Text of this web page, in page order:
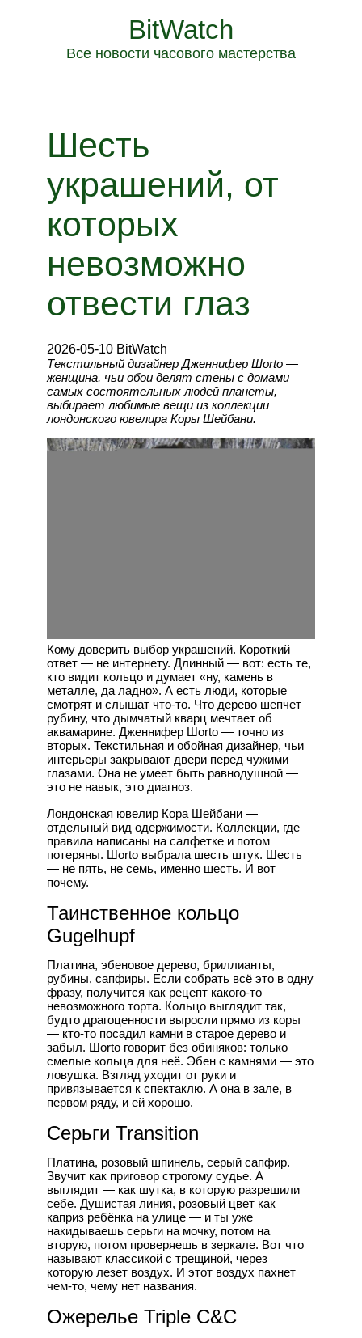
BitWatch
Все новости часового мастерства
Шесть
украшений, от
которых
невозможно
отвести глаз
2026-05-10 BitWatch
Текстильный дизайнер Дженнифер Шorto —
женщина, чьи обои делят стены с домами
самых состоятельных людей планеты, —
выбирает любимые вещи из коллекции
лондонского ювелира Коры Шейбани.
Кому доверить выбор украшений. Короткий
ответ — не интернету. Длинный — вот: есть те,
кто видит кольцо и думает «ну, камень в
металле, да ладно». А есть люди, которые
смотрят и слышат что-то. Что дерево шепчет
рубину, что дымчатый кварц мечтает об
аквамарине. Дженнифер Шorto — точно из
вторых. Текстильная и обойная дизайнер, чьи
интерьеры закрывают двери перед чужими
глазами. Она не умеет быть равнодушной —
это не навык, это диагноз.
Лондонская ювелир Корa Шейбани —
отдельный вид одержимости. Коллекции, где
правила написаны на салфетке и потом
потеряны. Шorto выбрала шесть штук. Шесть
— не пять, не семь, именно шесть. И вот
почему.
Таинственное кольцо
Gugelhupf
Платина, эбеновое дерево, бриллианты,
рубины, сапфиры. Если собрать всё это в одну
фразу, получится как рецепт какого-то
невозможного торта. Кольцо выглядит так,
будто драгоценности выросли прямо из коры
— кто-то посадил камни в старое дерево и
забыл. Шorto говорит без обиняков: только
смелые кольца для неё. Эбен с камнями — это
ловушка. Взгляд уходит от руки и
привязывается к спектаклю. А она в зале, в
первом ряду, и ей хорошо.
Серьги Transition
Платина, розовый шпинель, серый сапфир.
Звучит как приговор строгому судье. А
выглядит — как шутка, в которую разрешили
себе. Душистая линия, розовый цвет как
каприз ребёнка на улице — и ты уже
накидываешь серьги на мочку, потом на
вторую, потом проверяешь в зеркале. Вот что
называют классикой с трещиной, через
которую лезет воздух. И этот воздух пахнет
чем-то, чему нет названия.
Ожерелье Triple C&C